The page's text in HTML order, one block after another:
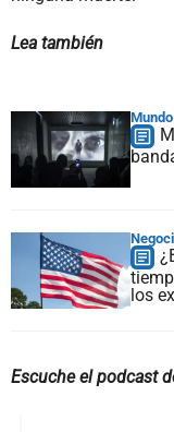
Lea también
Mundo
los
Escuche el podcast